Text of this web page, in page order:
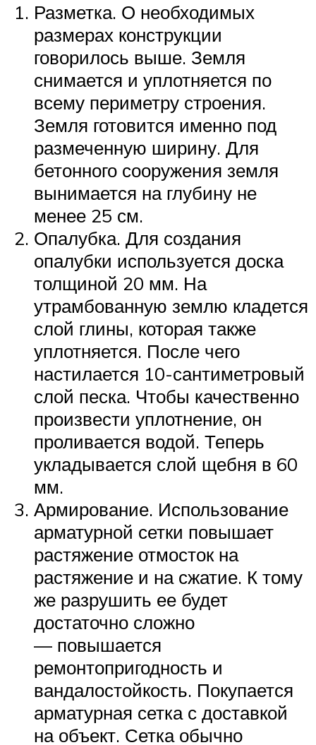
Разметка. О необходимых
размерах конструкции
говорилось выше. Земля
снимается и уплотняется по
всему периметру строения.
Земля готовится именно под
размеченную ширину. Для
бетонного сооружения земля
вынимается на глубину не
менее 25 см.
Опалубка. Для создания
опалубки используется доска
толщиной 20 мм. На
утрамбованную землю кладется
слой глины, которая также
уплотняется. После чего
настилается 10-сантиметровый
слой песка. Чтобы качественно
произвести уплотнение, он
проливается водой. Теперь
укладывается слой щебня в 60
мм.
Армирование. Использование
арматурной сетки повышает
растяжение отмосток на
растяжение и на сжатие. К тому
же разрушить ее будет
достаточно сложно
— повышается
ремонтопригодность и
вандалостойкость. Покупается
арматурная сетка с доставкой
на объект. Сетка обычно